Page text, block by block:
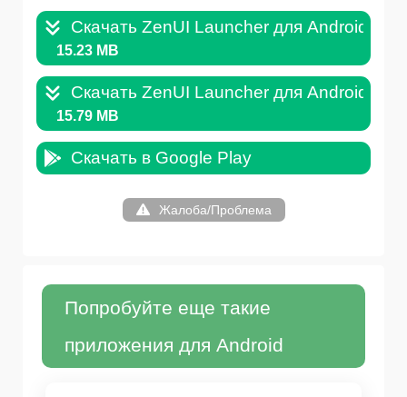
Скачать ZenUI Launcher для Android
15.23 MB
Скачать ZenUI Launcher для Android
15.79 MB
Скачать в Google Play
Жалоба/Проблема
Попробуйте еще такие
приложения для Android